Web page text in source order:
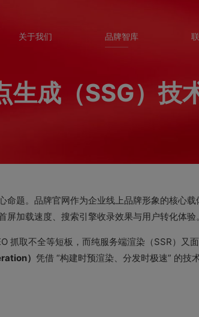
关于我们 品牌智库
成（SSG）技
题。品牌官网作为企业线上品牌形象的核心载
加载速度、搜索引擎收录效果与用户转化体验。
抓取不全等短板，而纯服务端渲染（SSR）又
）凭借 “构建时预渲染、分发时极速” 的技